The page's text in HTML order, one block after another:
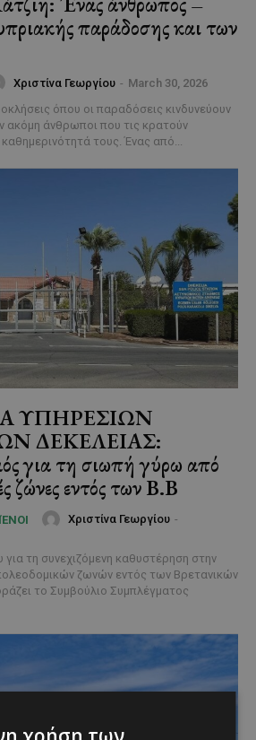
παράδοσης και των
Χριστίνα Γεωργίου - March 30, 2026
όπου οι παραδόσεις κινδυνεύουν
ακόμη άνθρωποι που τις κρατούν
ζωντανές μέσα από την καθημερινότητά τους. Ένας από...
ΥΠΗΡΕΣΙΩΝ
ΔΕΚΕΛΕΙΑΣ:
για τη σιωπή γύρω από
ζώνες εντός των Β.Β
Χριστίνα Γεωργίου -
για τη συνεχιζόμενη καθυστέρηση στην
ζωνών εντός των Βρετανικών
το Συμβούλιο Συμπλέγματος